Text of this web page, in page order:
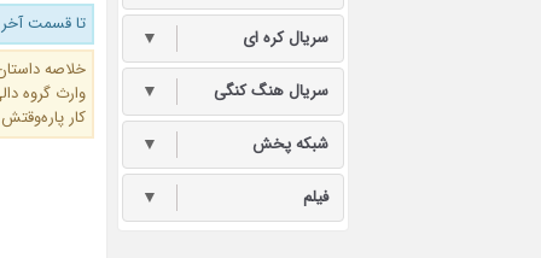
تا قسمت
خلاصه
وارث گروه
کار
سریال کره ای ▼
سریال هنگ کنگی ▼
شبکه پخش ▼
فیلم ▼